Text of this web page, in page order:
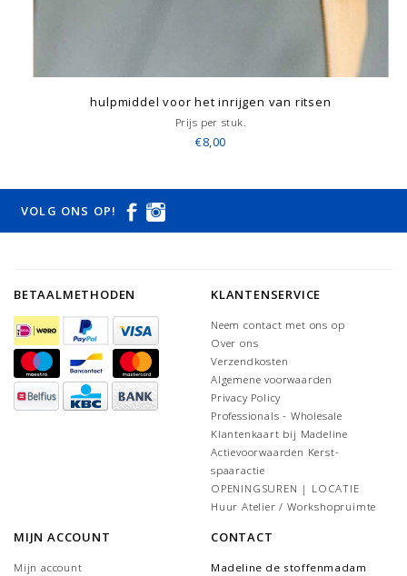
hulpmiddel voor het inrijgen van ritsen
Prijs per stuk.
€8,00
VOLG ONS OP!
BETAALMETHODEN KLANTENSERVICE
Neem contact met ons op
Over ons
Verzendkosten
Algemene voorwaarden
Privacy Policy
Professionals - Wholesale
Klantenkaart bij Madeline
Actievoorwaarden Kerst-
spaaractie
OPENINGSUREN | LOCATIE
Huur Atelier / Workshopruimte
MIJN ACCOUNT
Mijn account
CONTACT
Madeline de stoffenmadam